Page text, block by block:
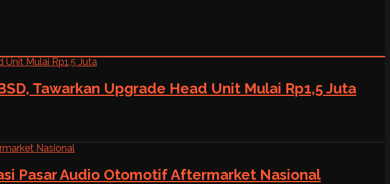
Tawarkan Upgrade Head Unit Mulai Rp1,5 Juta
Pasar Audio Otomotif Aftermarket Nasional